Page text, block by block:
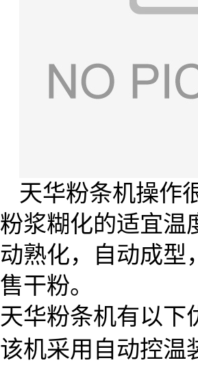
天华粉条机操作
粉浆糊化的适宜温
动熟化，自动成型
售干粉。
天华粉条机有以下
该机采用自动控温